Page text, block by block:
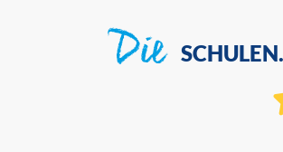
Die